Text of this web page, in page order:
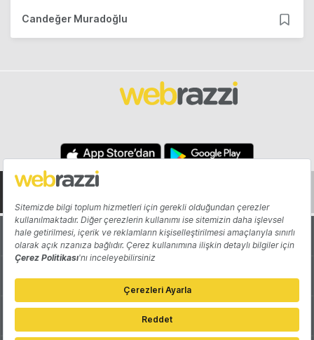
Candeğer Muradoğlu
Hakkında Yazarlar
Katkıda Bulun Reklam